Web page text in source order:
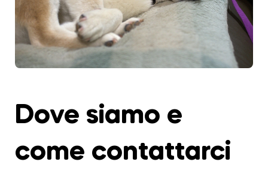
Dove siamo e
come contattarci